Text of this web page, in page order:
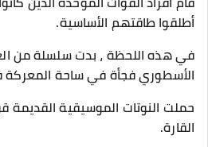
أطلقوا طاقتهم الأساسية.
في هذه اللحظة ، بدت سلسلة من
الأسطوري فجأة في ساحة المعركة
حملت النوتات الموسيقية
القارة.